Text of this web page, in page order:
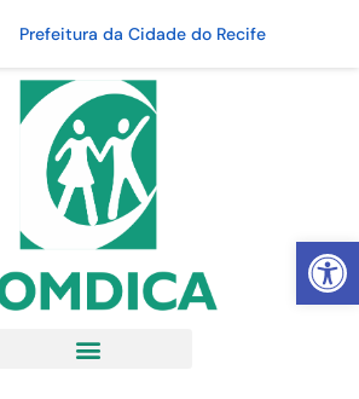
Abrir
Prefeitura da Cidade do Recife